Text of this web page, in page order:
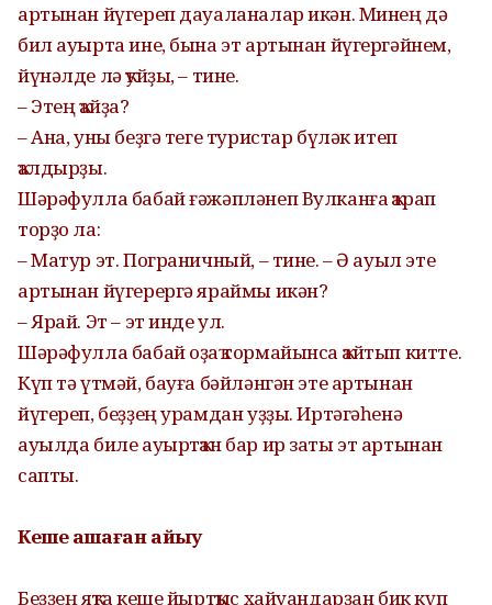
артынан йүгереп дауаланалар икән. Минең дә
бил ауырта ине, бына эт артынан йүгергәйнем,
йүнәлде лә ҡуйҙы, – тине.
– Этең ҡайҙа?
– Ана, уны беҙгә теге туристар бүләк итеп
ҡалдырҙы.
Шәрәфулла бабай ғәжәпләнеп Вулканға ҡарап
торҙо ла:
– Матур эт. Пограничный, – тине. – Ә ауыл эте
артынан йүгерергә яраймы икән?
– Ярай. Эт – эт инде ул.
Шәрәфулла бабай оҙаҡ тормайынса ҡайтып китте.
Күп тә үтмәй, бауға бәйләнгән эте артынан
йүгереп, беҙҙең урамдан уҙҙы. Иртәгәһенә
ауылда биле ауыртҡан бар ир заты эт артынан
сапты.
Кеше ашаған айыу
Беҙҙең яҡта кеше йыртҡыс хайуандарҙан бик күп